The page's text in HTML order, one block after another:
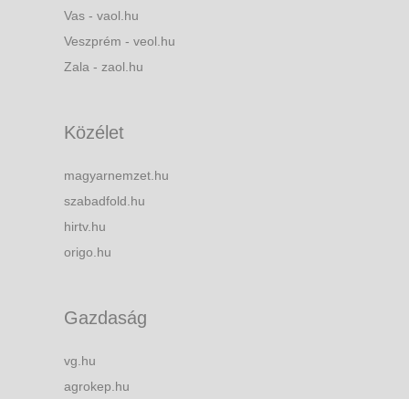
Vas - vaol.hu
Veszprém - veol.hu
Zala - zaol.hu
Közélet
magyarnemzet.hu
szabadfold.hu
hirtv.hu
origo.hu
Gazdaság
vg.hu
agrokep.hu